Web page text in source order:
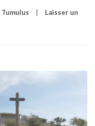
Tumulus Laisser un